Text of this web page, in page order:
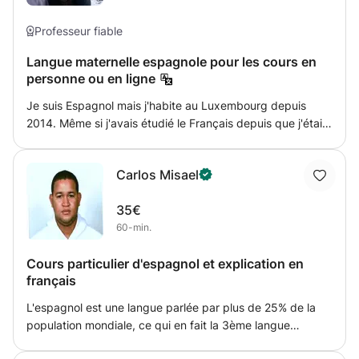
Professeur fiable
Langue maternelle espagnole pour les cours en
personne ou en ligne
Je suis Espagnol mais j'habite au Luxembourg depuis
2014. Même si j'avais étudié le Français depuis que j'étais
Français se sont développées plus rapidement, et elles
continuent de s'épanouir jour après jour. Pour cela, je veux
partager cette expérience avec vous et je vous invite à
tenter ma méthode fondée sur la récréation des situations
les besoins des élèves, avec ma méthode vous êtes le
maître de vos cours dans le but de couvrir au maximum
Disponible toute la journée, de 9.00 à 21.00 heures aussi
pour des cours online comme pour me déplacer chez
vous. Adapté aux besoins de formation des étudiants
Carlos Misael
35€
60-min.
Cours particulier d'espagnol et explication en
français
L'espagnol est une langue parlée par plus de 25% de la
population mondiale, ce qui en fait la 3ème langue